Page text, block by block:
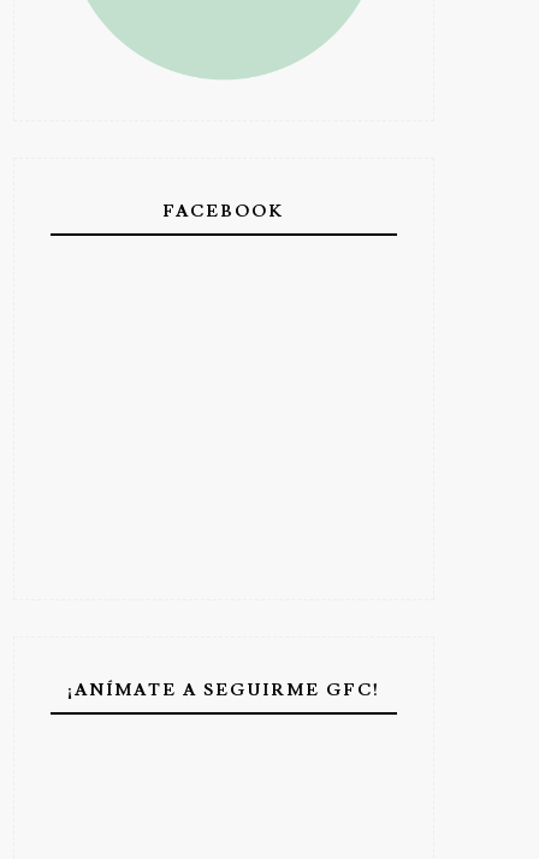
FACEBOOK
¡ANÍMATE A SEGUIRME GFC!